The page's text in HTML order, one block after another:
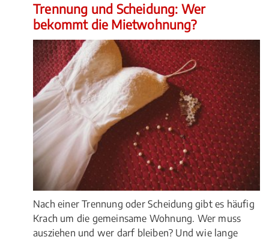
Trennung und Scheidung: Wer
bekommt die Mietwohnung?
Nach einer Trennung oder Scheidung gibt es häufig
Krach um die gemeinsame Wohnung. Wer muss
ausziehen und wer darf bleiben? Und wie lange